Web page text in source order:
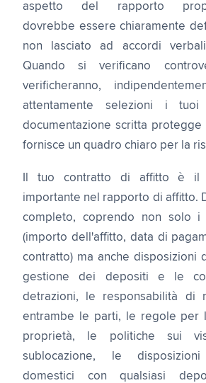
aspetto del rapporto
dovrebbe essere chiaramente
non lasciato ad accordi
Quando si verificano
verificheranno,
attentamente selezioni i
documentazione scritta
fornisce un quadro chiaro per la
Il tuo contratto di affitto è il
importante nel rapporto di affitto.
completo, coprendo non solo
(importo dell'affitto, data di
contratto) ma anche disposizioni
gestione dei depositi e le
detrazioni, le responsabilità di
entrambe le parti, le regole per
proprietà, le politiche sui
sublocazione, le
domestici con qualsiasi